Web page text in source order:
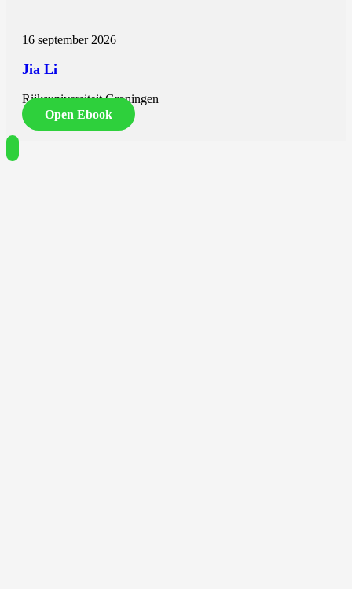
16 september 2026
Jia Li
Rijksuniversiteit Groningen
Open Ebook